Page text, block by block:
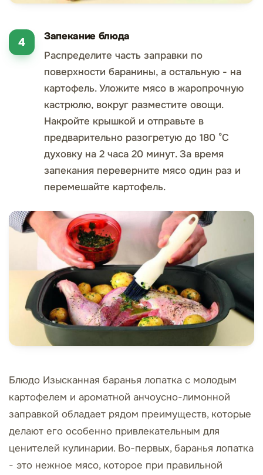
Запекание блюда
Распределите часть заправки по
поверхности баранины, а остальную - на
картофель. Уложите мясо в жаропрочную
кастрюлю, вокруг разместите овощи.
Накройте крышкой и отправьте в
предварительно разогретую до 180 °C
духовку на 2 часа 20 минут. За время
запекания переверните мясо один раз и
перемешайте картофель.
Блюдо Изысканная баранья лопатка с молодым
картофелем и ароматной анчоусно-лимонной
заправкой обладает рядом преимуществ, которые
делают его особенно привлекательным для
ценителей кулинарии. Во-первых, баранья лопатка
- это нежное мясо, которое при правильной